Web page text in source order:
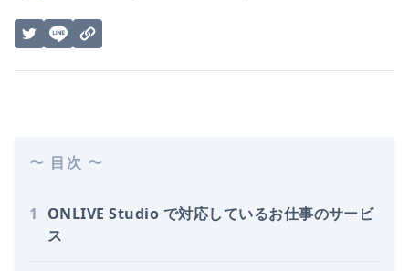
〜 目次 〜
1
ONLIVE Studio で対応しているお仕事のサービ
ス